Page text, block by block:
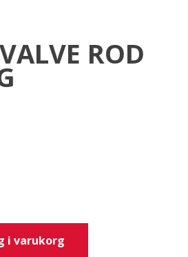
ROD
i varukorg